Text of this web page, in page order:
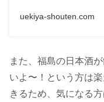
uekiya-shouten.com
また、福島の日本酒
いよ〜！という方は
きるため、気になる